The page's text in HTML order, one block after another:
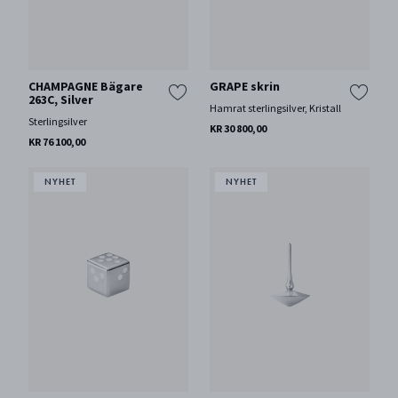
CHAMPAGNE Bägare
263C, Silver
Sterlingsilver
KR 76 100,00
GRAPE skrin
Hamrat sterlingsilver, Kristall
KR 30 800,00